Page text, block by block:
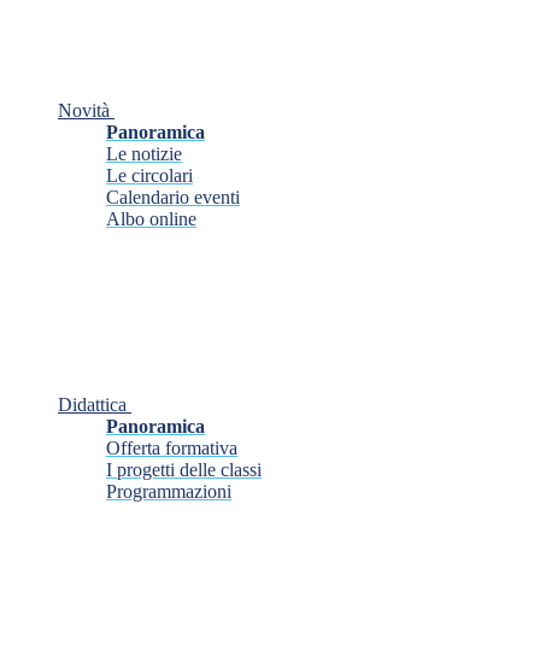
Novità
Panoramica
Le notizie
Le circolari
Calendario eventi
Albo online
Didattica
Panoramica
Offerta formativa
I progetti delle classi
Programmazioni